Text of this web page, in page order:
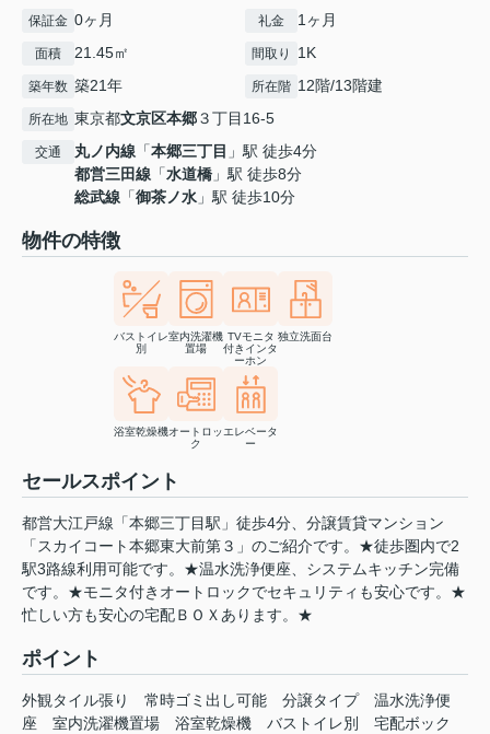
保証金 0ヶ月 礼金 1ヶ月
面積 21.45㎡ 間取り 1K
築年数 築21年 所在階 12階/13階建
所在地 東京都文京区本郷３丁目16-5
交通 丸ノ内線 「本郷三丁目 」駅 徒歩4分
都営三田線 「水道橋 」駅 徒歩8分
総武線 「御茶ノ水 」駅 徒歩10分
物件の特徴
バストイレ
別
室内洗濯機
置場
TVモニタ
付きインタ
ーホン
独立洗面台
浴室乾燥機オートロッ
ク
エレベータ
ー
セールスポイント
都営大江戸線「本郷三丁目駅」徒歩4分、分譲賃貸マンション
「スカイコート本郷東大前第３」のご紹介です。★徒歩圏内で2
駅3路線利用可能です。★温水洗浄便座、システムキッチン完備
です。★モニタ付きオートロックでセキュリティも安心です。★
忙しい方も安心の宅配ＢＯＸあります。★
ポイント
外観タイル張り 常時ゴミ出し可能 分譲タイプ
温水洗浄便
座
室内洗濯機置場 浴室乾燥機 バストイレ別
宅配ボック